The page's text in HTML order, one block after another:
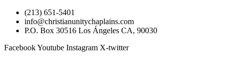
(213) 651-5401
info@christianunitychaplains.com
P.O. Box 30516 Los Ángeles CA, 90030
FacebookYoutube Instagram X-twitter